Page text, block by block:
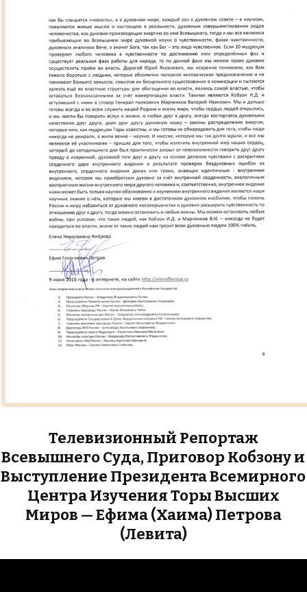
Телевизионный Репортаж
Всевышнего Суда, Приговор Кобзону и
Выступление Президента Всемирного
Центра Изучения Торы Высших
Миров — Ефима (Хаима) Петрова
(Левита)